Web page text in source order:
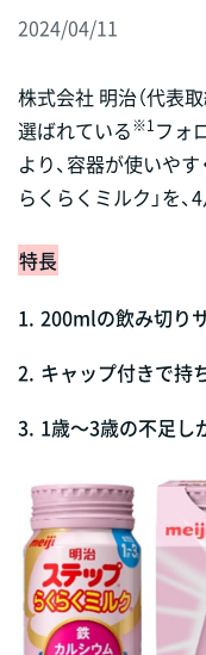
2024/04/11
株式会社 明治（代表
選ばれている※1フォ
より、容器が使いや
らくらくミルク」を
特長
1. 200mlの飲み切り
2. キャップ付きで持
3. 1歳～3歳の不足